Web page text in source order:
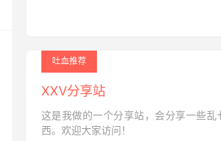
吐血推荐
XXV分享站
这是我做的一个分享站，会分享一些乱
西。欢迎大家访问！